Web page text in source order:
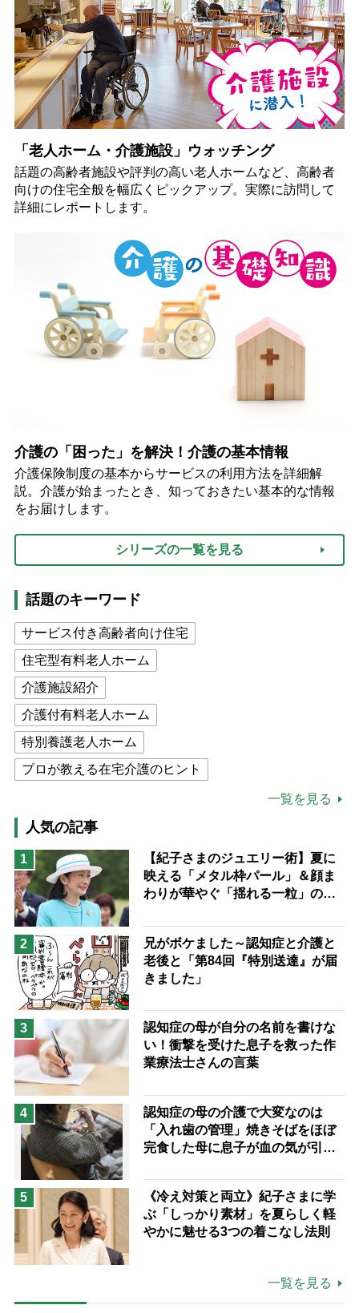
「老人ホーム・介護施設」ウォッチング
話題の高齢者施設や評判の高い老人ホームなど、高齢者
向けの住宅全般を幅広くピックアップ。実際に訪問して
詳細にレポートします。
介護の「困った」を解決！介護の基本情報
介護保険制度の基本からサービスの利用方法を詳細解
説。介護が始まったとき、知っておきたい基本的な情報
をお届けします。
シリーズの一覧を見る
話題のキーワード
サービス付き高齢者向け住宅
住宅型有料老人ホーム
介護施設紹介
介護付有料老人ホーム
特別養護老人ホーム
プロが教える在宅介護のヒント
高木ブー
ケアマネジャー
猫が母になつきません
息子の遠距離介護サバイバル術
兄がボケました
予防法
一覧を見る
人気の記事
1
【紀子さまのジュエリー術】夏に
映える「メタル枠パール」＆顔ま
わりが華やぐ「揺れる一粒」の使
2
兄がボケました～認知症と介護と
老後と「第84回『特別送達』が届
きました」
3
認知症の母が自分の名前を書けな
い！衝撃を受けた息子を救った作
業療法士さんの言葉
4
認知症の母の介護で大変なのは
「入れ歯の管理」焼きそばをほぼ
完食した母に息子が血の気が引い
5
《冷え対策と両立》紀子さまに学
ぶ「しっかり素材」を夏らしく軽
やかに魅せる3つの着こなし法則
一覧を見る